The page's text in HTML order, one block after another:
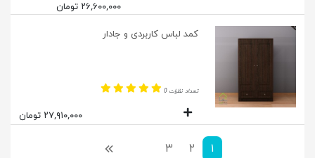
۲۶,۶۰۰,۰۰۰ تومان
کمد لباس کاربردی و جادار
تعداد نظرات 0
۲۷,۹۱۰,۰۰۰ تومان
۱ ۲ ۳ بعدی